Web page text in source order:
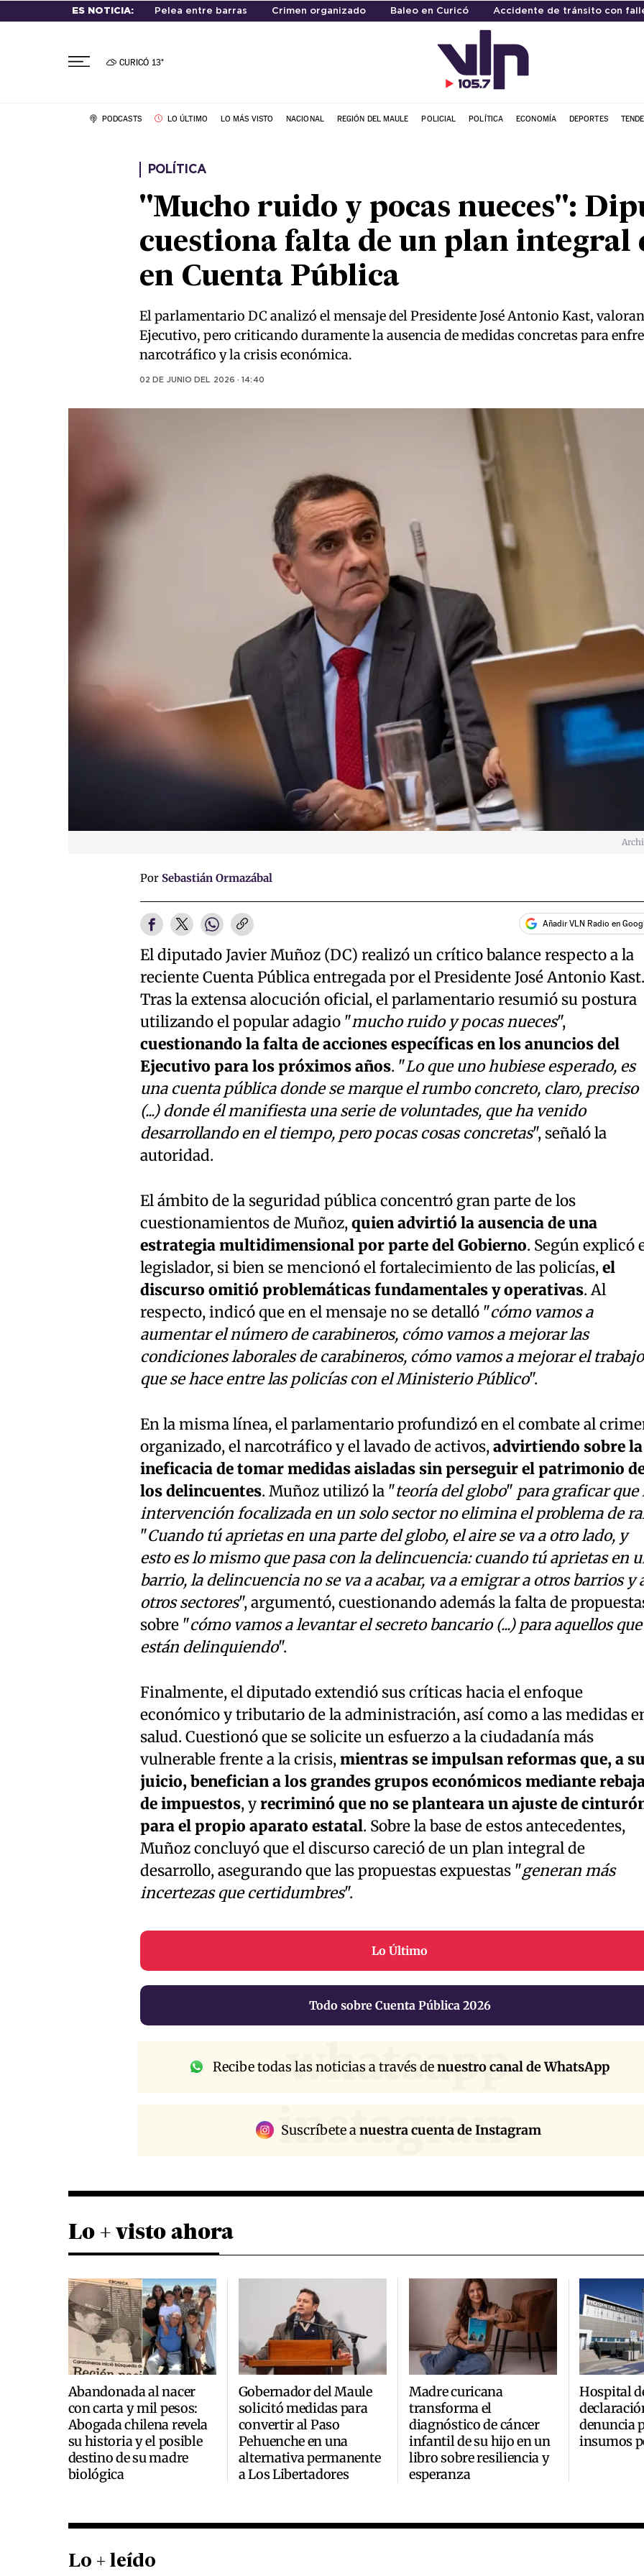
ES NOTICIA: Pelea entre barras Crimen organizado Baleo en Curicó Accidente de tránsito con
CURICÓ 13°
PODCASTS LO ÚLTIMO LO MÁS VISTO NACIONAL REGIÓN DEL MAULE POLICIAL POLÍTICA ECONOMÍA DEPORTES
POLÍTICA
"Mucho ruido y pocas nueces":
cuestiona falta de un plan integral
en Cuenta Pública
El parlamentario DC analizó el mensaje del Presidente José Antonio Kast,
Ejecutivo, pero criticando duramente la ausencia de medidas concretas para
narcotráfico y la crisis económica.
02 DE JUNIO DEL 2026 · 14:40
Por Sebastián Ormazábal
Añadir VLN Radio en
El diputado Javier Muñoz (DC) realizó un crítico balance respecto a la
reciente Cuenta Pública entregada por el Presidente José Antonio Kast.
Tras la extensa alocución oficial, el parlamentario resumió su postura
utilizando el popular adagio "mucho ruido y pocas nueces",
cuestionando la falta de acciones específicas en los anuncios del
Ejecutivo para los próximos años. "Lo que uno hubiese esperado, es
una cuenta pública donde se marque el rumbo concreto, claro, preciso
(...) donde él manifiesta una serie de voluntades, que ha venido
desarrollando en el tiempo, pero pocas cosas concretas", señaló la
autoridad.
El ámbito de la seguridad pública concentró gran parte de los
cuestionamientos de Muñoz,quien advirtió la ausencia de una
estrategia multidimensional por parte del Gobierno. Según explicó
legislador, si bien se mencionó el fortalecimiento de las policías,el
discurso omitió problemáticas fundamentales y operativas. Al
respecto, indicó que en el mensaje no se detalló "cómo vamos a
aumentar el número de carabineros, cómo vamos a mejorar las
condiciones laborales de carabineros, cómo vamos a mejorar el trabajo
que se hace entre las policías con el Ministerio Público".
En la misma línea, el parlamentario profundizó en el combate al
organizado, el narcotráfico y el lavado de activos,advirtiendo sobre la
ineficacia de tomar medidas aisladas sin perseguir el patrimonio
los delincuentes. Muñoz utilizó la "teoría del globo" para graficar que
intervención focalizada en un solo sector no elimina el problema de
"Cuando tú aprietas en una parte del globo, el aire se va a otro lado, y
esto es lo mismo que pasa con la delincuencia: cuando tú aprietas en
barrio, la delincuencia no se va a acabar, va a emigrar a otros barrios y
otros sectores", argumentó, cuestionando además la falta de
sobre "cómo vamos a levantar el secreto bancario (...) para aquellos que
están delinquiendo".
Finalmente, el diputado extendió sus críticas hacia el enfoque
económico y tributario de la administración, así como a las medidas
salud. Cuestionó que se solicite un esfuerzo a la ciudadanía más
vulnerable frente a la crisis,mientras se impulsan reformas que, a
juicio, benefician a los grandes grupos económicos mediante
de impuestos, yrecriminó que no se planteara un ajuste de
para el propio aparato estatal. Sobre la base de estos antecedentes,
Muñoz concluyó que el discurso careció de un plan integral de
desarrollo, asegurando que las propuestas expuestas "generan más
incertezas que certidumbres".
Lo Último
Todo sobre Cuenta Pública 2026
whatsapp
Recibe todas las noticias a través denuestro canal de WhatsApp
instagram
Suscríbete anuestra cuenta de Instagram
Lo + visto ahora
Abandonada al nacer
con carta y mil pesos:
Abogada chilena revela
su historia y el posible
destino de su madre
biológica
Gobernador del Maule
solicitó medidas para
convertir al Paso
Pehuenche en una
alternativa permanente
a Los Libertadores
Madre curicana
transforma el
diagnóstico de cáncer
infantil de su hijo en un
libro sobre resiliencia y
esperanza
Hospital
denuncia
insumos
Lo + leído